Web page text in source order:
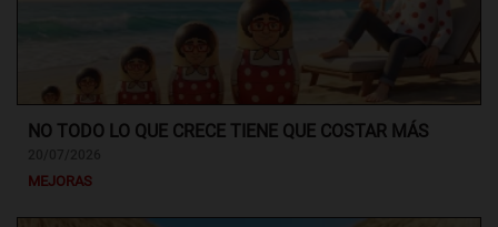
NO TODO LO QUE CRECE TIENE QUE COSTAR MÁS
MEJORAS